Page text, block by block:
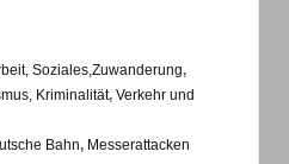
Soziales,Zuwanderung,
Kriminalität, Verkehr und
Bahn, Messerattacken